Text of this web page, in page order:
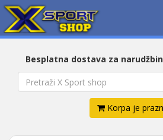
Besplatna dostava za
Korpa je